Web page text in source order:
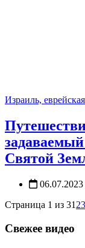
Израиль,
Святой
06.07.2023
Страница 1 из 31 23
Свежее видео